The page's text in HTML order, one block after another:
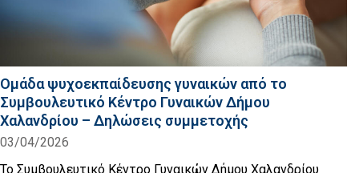
Ομάδα ψυχοεκπαίδευσης γυναικών από το
Συμβουλευτικό Κέντρο Γυναικών Δήμου
Χαλανδρίου – Δηλώσεις συμμετοχής
03/04/2026
Το Συμβουλευτικό Κέντρο Γυναικών Δήμου Χαλανδρίου